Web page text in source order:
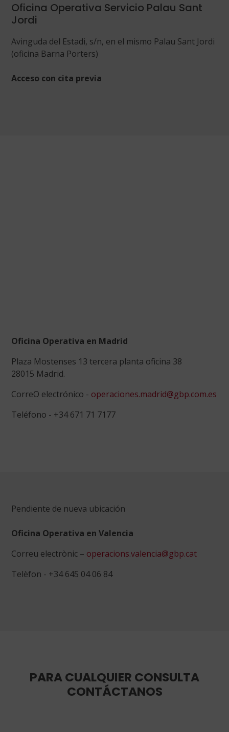
Oficina Operativa Servicio Palau Sant
Jordi
Avinguda del Estadi, s/n, en el mismo Palau Sant Jordi
(oficina Barna Porters)
Acceso con cita previa
Oficina Operativa en Madrid
Plaza Mostenses 13 tercera planta oficina 38
28015 Madrid.
CorreO electrónico - operaciones.madrid@gbp.com.es
Teléfono - +34 671 71 7177
Pendiente de nueva ubicación
Oficina Operativa en Valencia
Correu electrònic – operacions.valencia@gbp.cat
Telèfon - +34 645 04 06 84
PARA CUALQUIER CONSULTA
CONTÁCTANOS